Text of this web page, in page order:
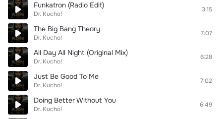
Funkatron (Radio Edit)
Dr. Kucho!
3:15
The Big Bang Theory
Dr. Kucho!
7:07
All Day All Night (Original Mix)
Dr. Kucho!
6:28
Just Be Good To Me
Dr. Kucho!
7:02
Doing Better Without You
Dr. Kucho!
6:49